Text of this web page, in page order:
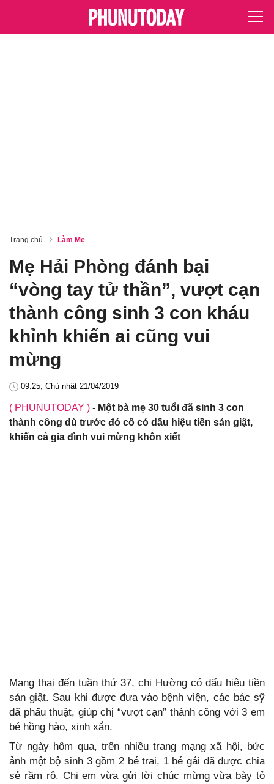
Trang chủ Làm Mẹ
Mẹ Hải Phòng đánh bại
“vòng tay tử thần”, vượt cạn
thành công sinh 3 con kháu
khỉnh khiến ai cũng vui
mừng
09:25, Chủ nhật 21/04/2019
( PHUNUTODAY ) - Một bà mẹ 30 tuổi đã sinh 3 con
thành công dù trước đó cô có dấu hiệu tiền sản giật,
khiến cả gia đình vui mừng khôn xiết
Mang thai đến tuần thứ 37, chị Hường có dấu hiệu tiền
sản giật. Sau khi được đưa vào bệnh viện, các bác sỹ
đã phẩu thuật, giúp chị “vượt cạn” thành công với 3 em
bé hồng hào, xinh xắn.
Từ ngày hôm qua, trên nhiều trang mạng xã hội, bức
ảnh một bộ sinh 3 gồm 2 bé trai, 1 bé gái đã được chia
sẻ rầm rộ. Chị em vừa gửi lời chúc mừng vừa bày tỏ